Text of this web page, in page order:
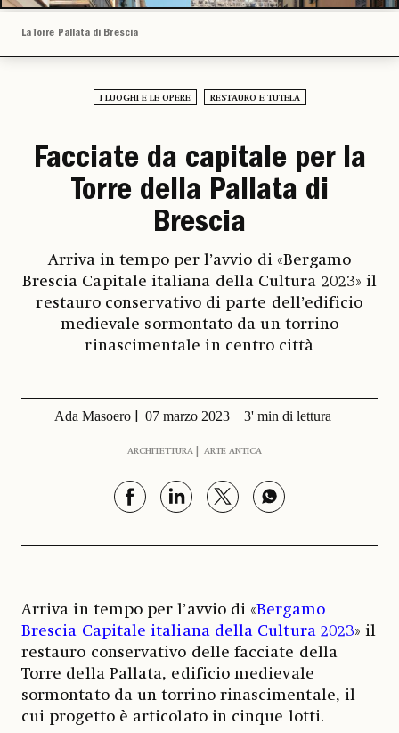
La Torre Pallata di Brescia
I LUOGHI E LE OPERE RESTAURO E TUTELA
Facciate da capitale per la
Torre della Pallata di
Brescia
Arriva in tempo per l’avvio di «Bergamo
Brescia Capitale italiana della Cultura 2023» il
restauro conservativo di parte dell’edificio
medievale sormontato da un torrino
rinascimentale in centro città
Ada Masoero 07 marzo 2023 3' min di lettura
ARCHITETTURA ARTE ANTICA
Arriva in tempo per l’avvio di «Bergamo
Brescia Capitale italiana della Cultura 2023» il
restauro conservativo delle facciate della
Torre della Pallata, edificio medievale
sormontato da un torrino rinascimentale, il
cui progetto è articolato in cinque lotti.